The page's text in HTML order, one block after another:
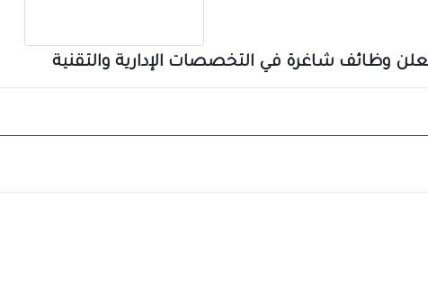
تعلن وظائف شاغرة في التخصصات الإدارية والتقنية